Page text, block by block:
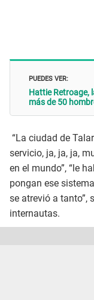
PUEDES VER:
Hattie Retroage,
más de 50
“La ciudad de
servicio, ja, ja, ja,
en el mundo”, “le
pongan ese
se atrevió a tanto”,
internautas.